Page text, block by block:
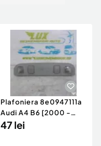
Plafoniera 8e0947111a
Audi A4 B6 [2000 -
2005]
47 lei